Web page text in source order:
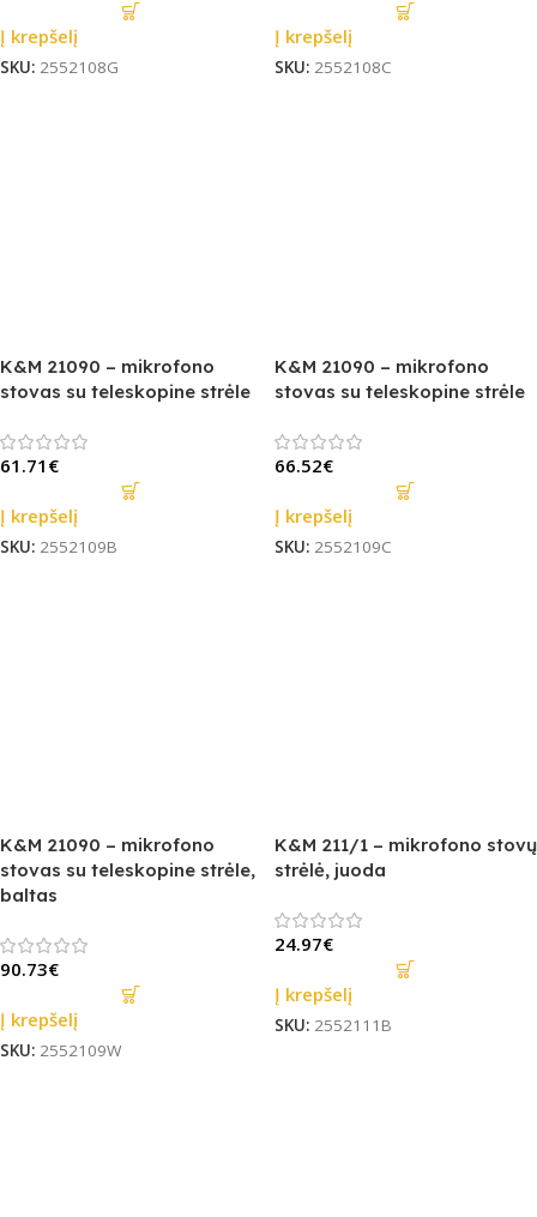
Į krepšelį
SKU: 2552108G
Į krepšelį
SKU: 2552108C
K&M 21090 – mikrofono
stovas su teleskopine strėle
61.71 €
Į krepšelį
SKU: 2552109B
K&M 21090 – mikrofono
stovas su teleskopine strėle
66.52€
Į krepšelį
SKU: 2552109C
K&M 21090 – mikrofono
stovas su teleskopine strėle,
baltas
90.73€
Į krepšelį
SKU: 2552109W
K&M 211/1 – mikrofono stovų
strėlė, juoda
24.97€
Į krepšelį
SKU: 2552111B